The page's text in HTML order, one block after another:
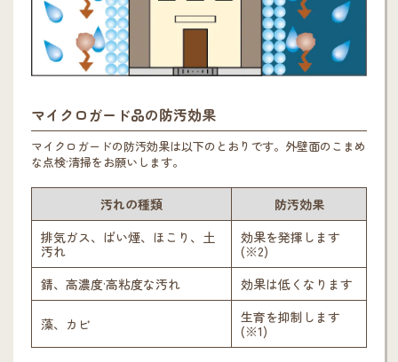
マイクロガード品の防汚効果
マイクロガードの防汚効果は以下のとおりです。外壁面のこまめ
な点検·清掃をお願いします。
汚れの種類
防汚効果
排気ガス、ばい煙、ほこり、土
汚れ
効果を発揮します
(※2)
錆、高濃度·高粘度な汚れ
効果は低くなります
藻、カビ
生育を抑制します
(※1)